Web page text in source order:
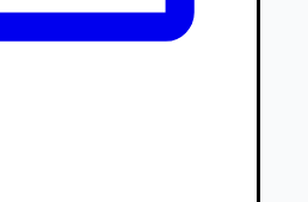
3,5 - 7,5t
nad 7,5t